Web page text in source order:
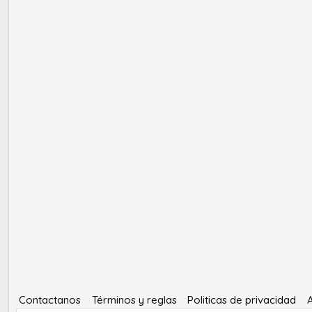
Contactanos Términos y reglas Politicas de privacidad